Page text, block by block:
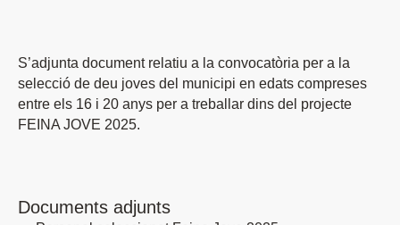
S’adjunta document relatiu a la convocatòria per a la
selecció de deu joves del municipi en edats compreses
entre els 16 i 20 anys per a treballar dins del projecte
FEINA JOVE 2025.
Documents adjunts